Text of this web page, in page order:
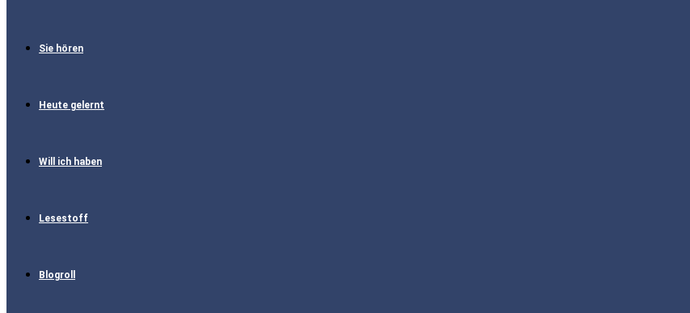
Sie hören
Heute gelernt
Will ich haben
Lesestoff
Blogroll